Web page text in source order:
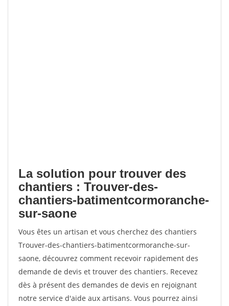
La solution pour trouver des
chantiers : Trouver-des-
chantiers-batimentcormoranche-
sur-saone
Vous êtes un artisan et vous cherchez des chantiers
Trouver-des-chantiers-batimentcormoranche-sur-
saone, découvrez comment recevoir rapidement des
demande de devis et trouver des chantiers. Recevez
dès à présent des demandes de devis en rejoignant
notre service d'aide aux artisans. Vous pourrez ainsi